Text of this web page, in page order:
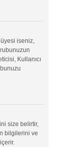
üyesi iseniz,
Kullanıcı
size belirtir,
bilgilerini ve